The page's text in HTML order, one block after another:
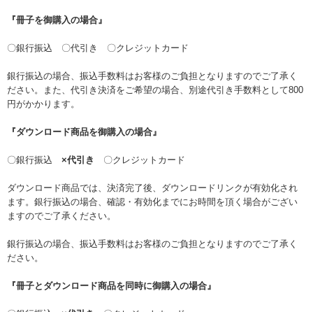
『冊子を御購入の場合』
〇銀行振込 〇代引き 〇クレジットカード
銀行振込の場合、振込手数料はお客様のご負担となりますのでご了承く
ださい。また、代引き決済をご希望の場合、別途代引き手数料として800
円がかかります。
『ダウンロード商品を御購入の場合』
〇銀行振込 ×代引き 〇クレジットカード
ダウンロード商品では、決済完了後、ダウンロードリンクが有効化され
ます。銀行振込の場合、確認・有効化までにお時間を頂く場合がござい
ますのでご了承ください。
銀行振込の場合、振込手数料はお客様のご負担となりますのでご了承く
ださい。
『冊子とダウンロード商品を同時に御購入の場合』